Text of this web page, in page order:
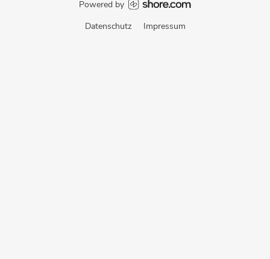
Powered by
Datenschutz
Impressum